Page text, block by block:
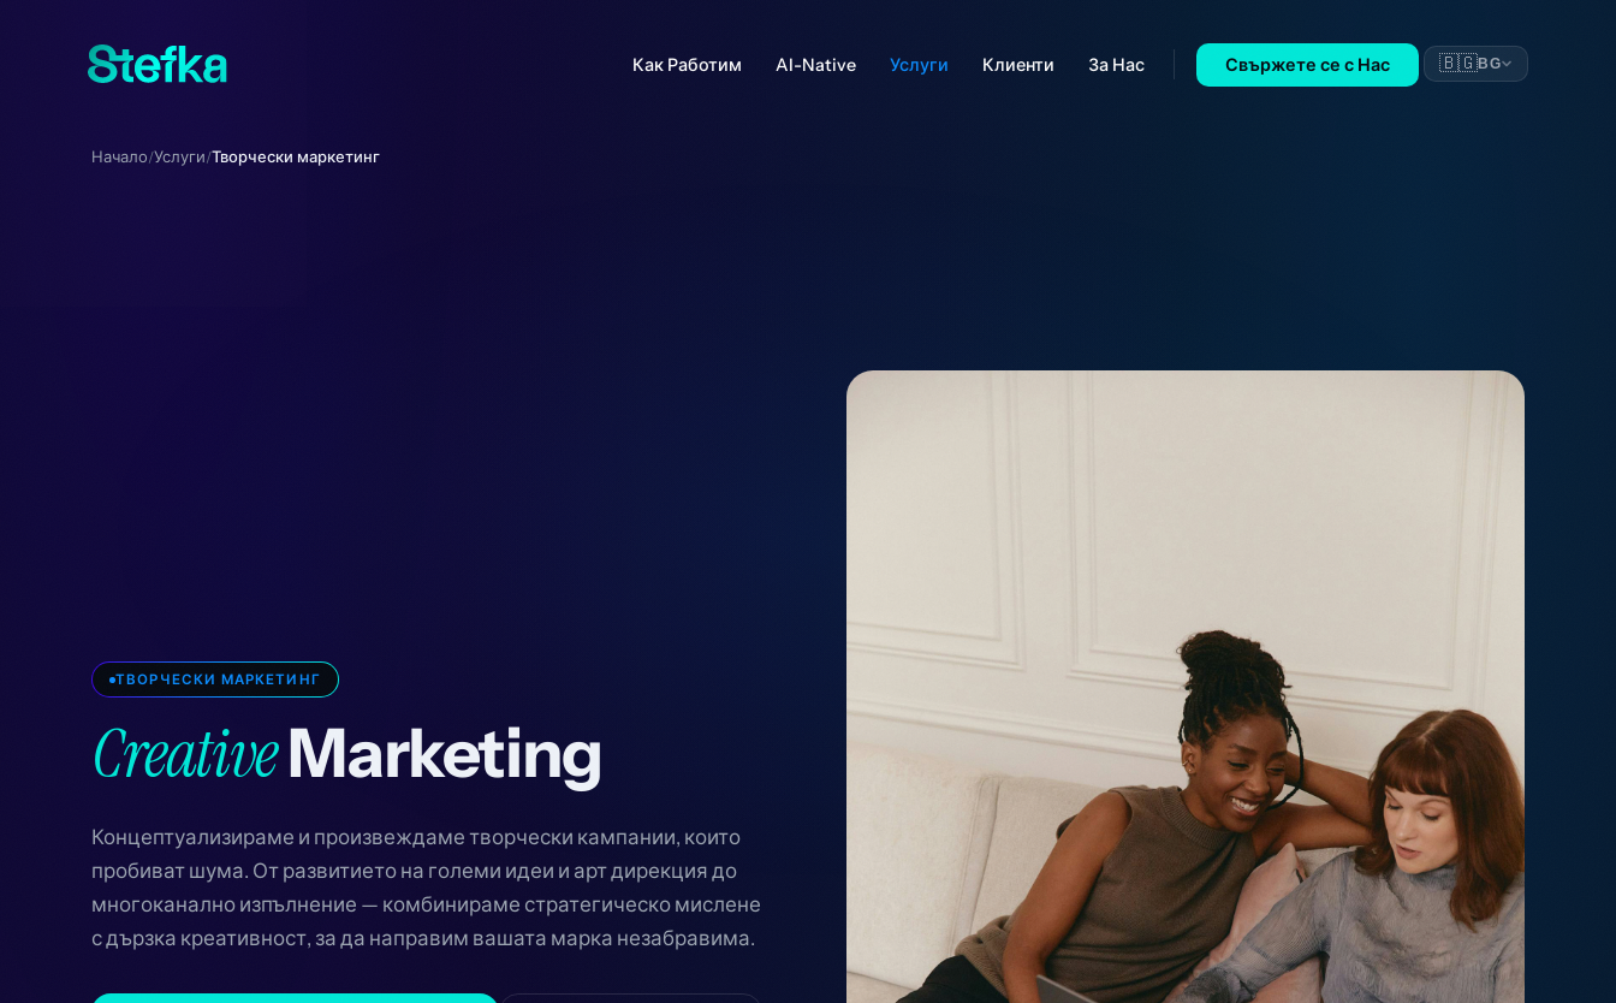
Как Работим AI-Native Услуги Клиенти За Нас Свържете се с Нас 🇧🇬BG
Начало/Услуги/Творчески маркетинг
ТВОРЧЕСКИ МАРКЕТИНГ
CreativeMarketing
Концептуализираме и произвеждаме творчески кампании, които
пробиват шума. От развитието на големи идеи и арт дирекция до
многоканално изпълнение — комбинираме стратегическо мислене
с дързка креативност, за да направим вашата марка незабравима.